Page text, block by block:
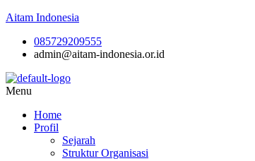
Aitam Indonesia
085729209555
admin@aitam-indonesia.or.id
Menu
Home
Profil
Sejarah
Struktur Organisasi